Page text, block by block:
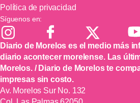
Política de privacidad
Síguenos en:
Diario de Morelos es el medio más
diario acontecer morelense. Las
Morelos. / Diario de Morelos te
impresas sin costo.
Av. Morelos Sur No. 132